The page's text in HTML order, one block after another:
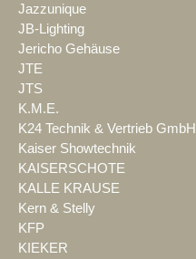
Jazzunique
JB-Lighting
Jericho Gehäuse
JTE
JTS
K.M.E.
K24 Technik & Vertrieb GmbH
Kaiser Showtechnik
KAISERSCHOTE
KALLE KRAUSE
Kern & Stelly
KFP
KIEKER